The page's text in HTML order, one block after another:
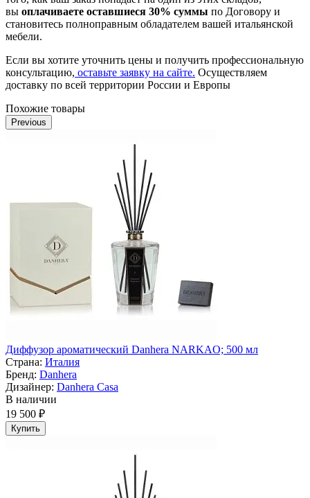
вы оплачиваете оставшиеся 30% суммы по Договору и
становитесь полноправным обладателем вашей итальянской
мебели.
Если вы хотите уточнить цены и получить профессиональную
консультацию, оставьте заявку на сайте. Осуществляем
доставку по всей территории России и Европы
Похожие товары
Previous
Диффузор ароматический Danhera NARKAO; 500 мл
Страна: Италия
Бренд: Danhera
Дизайнер: Danhera Casa
В наличии
19 500 ₽
Купить